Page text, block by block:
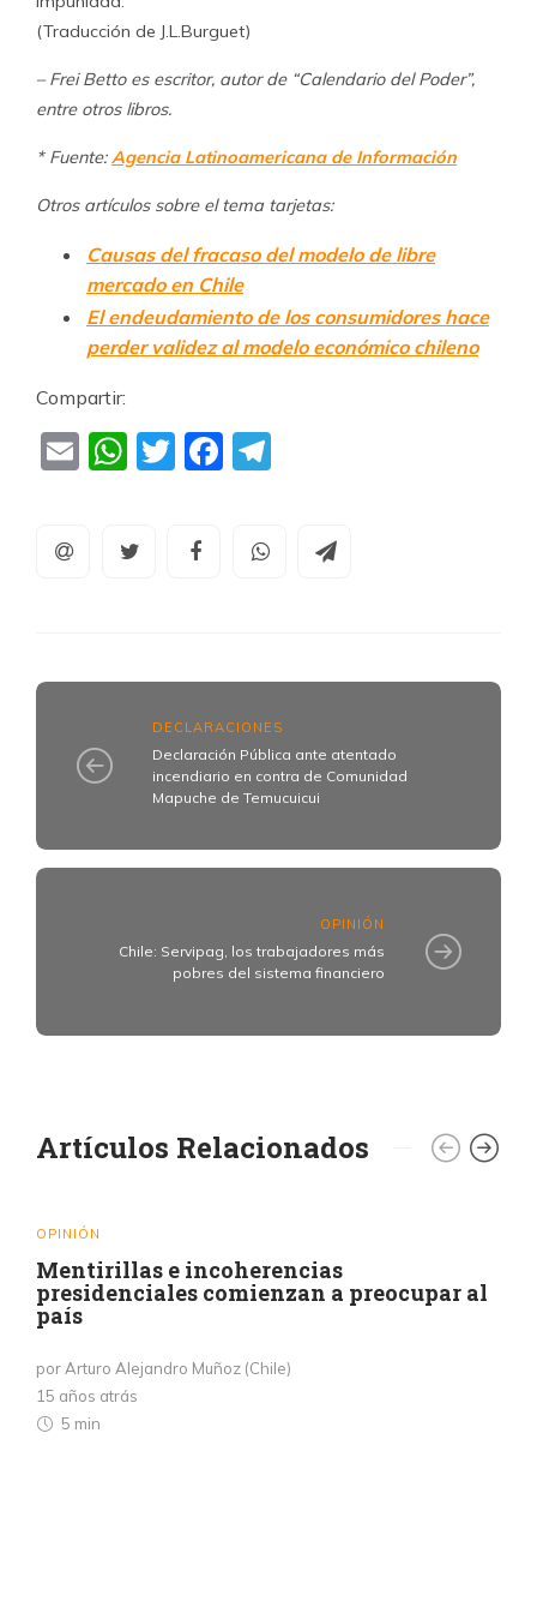
(Traducción de J.L.Burguet)
– Frei Betto es escritor, autor de “Calendario del Poder”,
entre otros libros.
* Fuente:Agencia Latinoamericana de Información
Otros artículos sobre el tema tarjetas:
Causas del fracaso del modelo de libre
mercado en Chile
El endeudamiento de los consumidores hace
perder validez al modelo económico chileno
Compartir:
EmailWhatsApp
TwitterFacebook
DECLARACIONES
Declaración Pública ante atentado
incendiario en contra de Comunidad
Mapuche de Temucuicui
OPINIÓN
Chile: Servipag, los trabajadores más
pobres del sistema financiero
Artículos Relacionados
OPINIÓN
Mentirillas e incoherencias
presidenciales comienzan a preocupar al
país
por Arturo Alejandro Muñoz (Chile)
15 años atrás
5 min